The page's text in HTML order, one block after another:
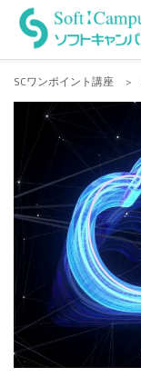
content
SCワンポイント講座 >